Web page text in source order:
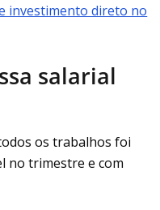
investimento direto no
salarial
os trabalhos foi
no trimestre e com